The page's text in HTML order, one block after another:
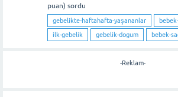
puan) sordu
gebelikte-haftahafta-yaşananlar
ilk-gebelik
gebelik-dogum bebek-
-Reklam-